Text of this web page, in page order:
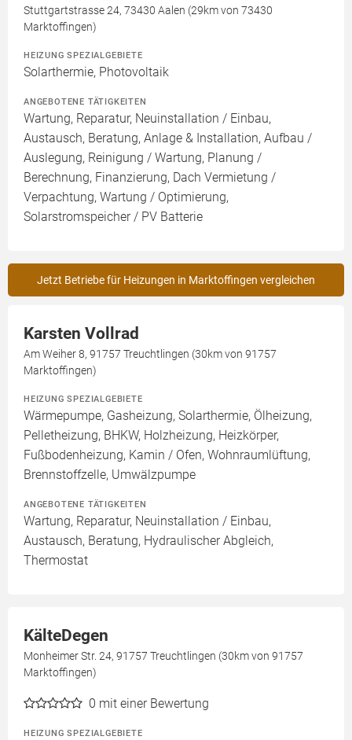
Stuttgartstrasse 24, 73430 Aalen (29km von 73430
Marktoffingen)
HEIZUNG SPEZIALGEBIETE
Solarthermie, Photovoltaik
ANGEBOTENE TÄTIGKEITEN
Wartung, Reparatur, Neuinstallation / Einbau,
Austausch, Beratung, Anlage & Installation, Aufbau /
Auslegung, Reinigung / Wartung, Planung /
Berechnung, Finanzierung, Dach Vermietung /
Verpachtung, Wartung / Optimierung,
Solarstromspeicher / PV Batterie
Jetzt Betriebe für Heizungen in Marktoffingen vergleichen
Karsten Vollrad
Am Weiher 8, 91757 Treuchtlingen (30km von 91757
Marktoffingen)
HEIZUNG SPEZIALGEBIETE
Wärmepumpe, Gasheizung, Solarthermie, Ölheizung,
Pelletheizung, BHKW, Holzheizung, Heizkörper,
Fußbodenheizung, Kamin / Ofen, Wohnraumlüftung,
Brennstoffzelle, Umwälzpumpe
ANGEBOTENE TÄTIGKEITEN
Wartung, Reparatur, Neuinstallation / Einbau,
Austausch, Beratung, Hydraulischer Abgleich,
Thermostat
KälteDegen
Monheimer Str. 24, 91757 Treuchtlingen (30km von 91757
Marktoffingen)
0 mit einer Bewertung
HEIZUNG SPEZIALGEBIETE